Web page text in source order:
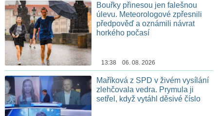
Bouřky přinesou jen falešnou
úlevu. Meteorologové zpřesnili
předpověď a oznámili návrat
horkého počasí
13:38 06. 08. 2026
Maříková z SPD v živém vysílání
zlehčovala vedra. Prymula ji
setřel, když vytáhl děsivé číslo